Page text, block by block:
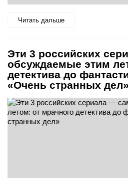
Читать дальше
Эти 3 российских
обсуждаемые этим
детектива до
«Очень странных дел»